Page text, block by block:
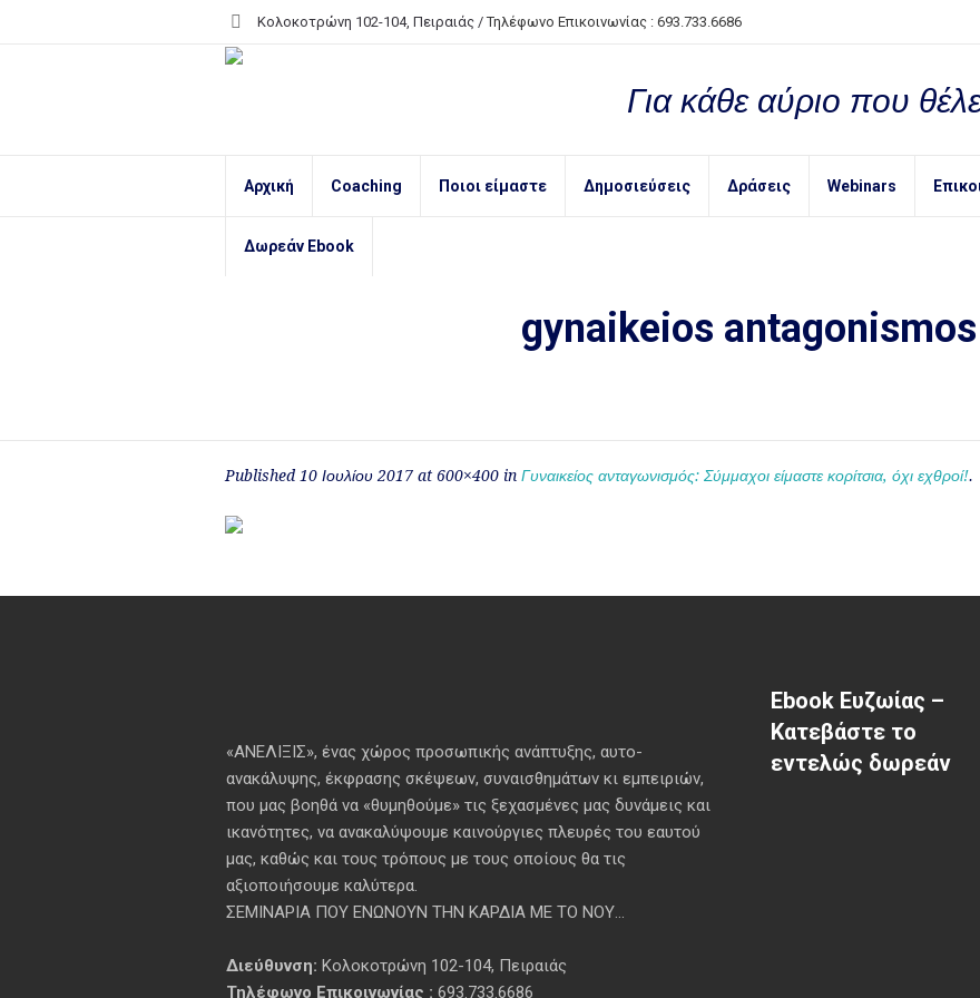
Κολοκοτρώνη 102-104, Πειραιάς /Τηλέφωνο Επικοινωνίας : 693.733.6686
Για κάθε αύριο που
Αρχική Coaching Ποιοι είμαστε Δημοσιεύσεις Δράσεις Webinars
Δωρεάν Ebook
gynaikeios antagonismos
Published 10 Ιουλίου 2017 at 600×400 in Γυναικείος ανταγωνισμός: Σύμμαχοι είμαστε κορίτσια, όχι εχθροί!.
«ΑΝΕΛΙΞΙΣ», ένας χώρος προσωπικής ανάπτυξης, αυτo-
ανακάλυψης, έκφρασης σκέψεων, συναισθημάτων κι εμπειριών,
που μας βοηθά να «θυμηθούμε» τις ξεχασμένες μας δυνάμεις και
ικανότητες, να ανακαλύψουμε καινούργιες πλευρές του εαυτού
μας, καθώς και τους τρόπους με τους οποίους θα τις
αξιοποιήσουμε καλύτερα.
ΣΕΜΙΝΑΡΙΑ ΠΟΥ ΕΝΩΝΟΥΝ ΤΗΝ ΚΑΡΔΙΑ ΜΕ ΤΟ ΝΟΥ...
Διεύθυνση: Κολοκοτρώνη 102-104, Πειραιάς
Τηλέφωνο Επικοινωνίας : 693.733.6686
Ebook Ευζωίας –
Κατεβάστε το
εντελώς δωρεάν